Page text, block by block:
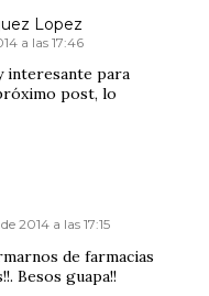
Lopez
a las 17:46
interesante para
post, lo
2014 a las 17:15
de farmacias
Besos guapa!!